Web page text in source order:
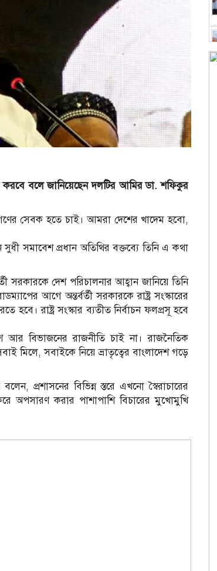
করবে বলে জানিয়েছেন দলটির আমির ডা. শফিকুর
সেবক হতে চাই। আমরা দেশের খাদেম হবো,
সমাবেশ প্রধান অতিথির বক্তব্যে তিনি এ কথা
সরকারকে দেশ পরিচালনার আহ্বান জানিয়ে তিনি
আগে অন্তর্বর্তী সরকারকে রাষ্ট্র সংস্কারের
হবে। রাষ্ট্র সংস্কার ব্যতীত নির্বাচন ফলপ্রসূ হবে
আর বিভাজনের রাজনীতি চাই না। রাজনৈতিক
মিলে, সবাইকে নিয়ে ভ্রাতৃত্বের বাংলাদেশ গড়ে
প্রশাসনের বিভিন্ন স্তরে এখনো স্বৈরাচারের
অপসারণ করার পাশাপাশি বিচারের মুখোমুখি